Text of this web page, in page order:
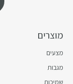
מוצרים
מצעים
מגבות
שמיכות